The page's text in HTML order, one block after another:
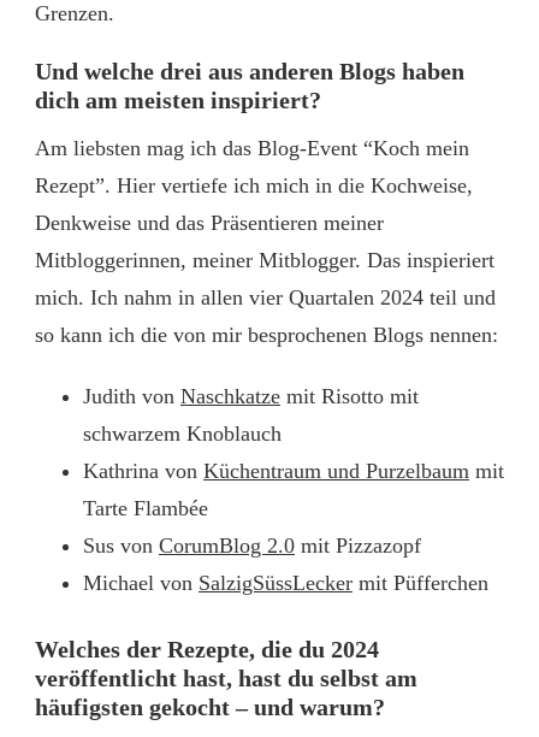
Grenzen.
Und welche drei aus anderen Blogs haben
dich am meisten inspiriert?
Am liebsten mag ich das Blog-Event “Koch mein
Rezept”. Hier vertiefe ich mich in die Kochweise,
Denkweise und das Präsentieren meiner
Mitbloggerinnen, meiner Mitblogger. Das inspieriert
mich. Ich nahm in allen vier Quartalen 2024 teil und
so kann ich die von mir besprochenen Blogs nennen:
Judith von Naschkatze mit Risotto mit
schwarzem Knoblauch
Kathrina von Küchentraum und Purzelbaum mit
Tarte Flambée
Sus von CorumBlog 2.0 mit Pizzazopf
Michael von SalzigSüssLecker mit Püfferchen
Welches der Rezepte, die du 2024
veröffentlicht hast, hast du selbst am
häufigsten gekocht – und warum?